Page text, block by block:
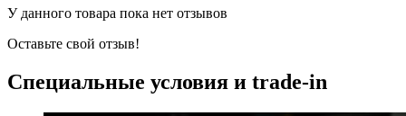
У данного товара пока нет отзывов
Оставьте свой отзыв!
Специальные условия и trade-in